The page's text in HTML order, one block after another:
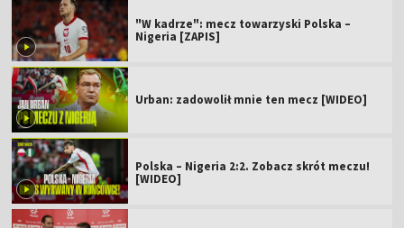
"W kadrze": mecz towarzyski Polska –
Nigeria [ZAPIS]
Urban: zadowolił mnie ten mecz [WIDEO]
Polska – Nigeria 2:2. Zobacz skrót meczu!
[WIDEO]